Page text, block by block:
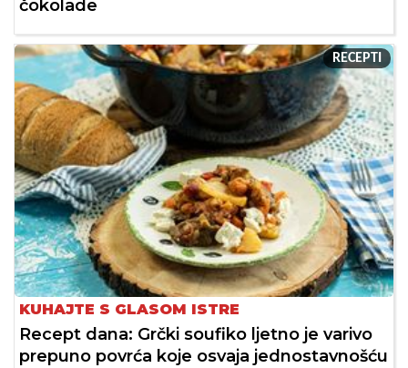
čokolade
RECEPTI
KUHAJTE S GLASOM ISTRE
Recept dana: Grčki soufiko ljetno je varivo
prepuno povrća koje osvaja jednostavnošću